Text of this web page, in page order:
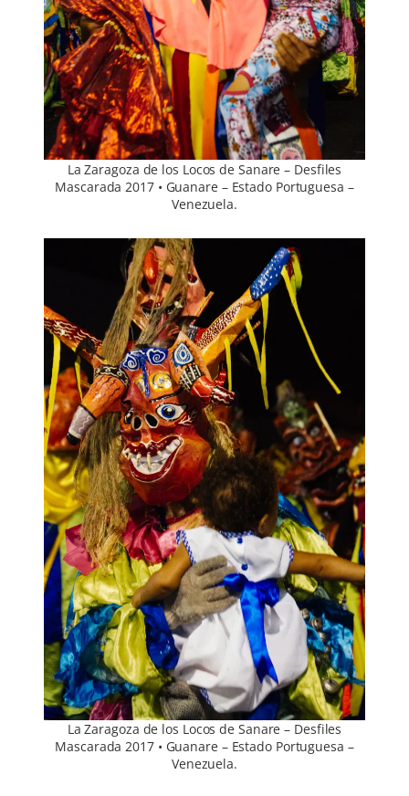
La Zaragoza de los Locos de Sanare – Desfiles
Mascarada 2017 • Guanare – Estado Portuguesa –
Venezuela.
La Zaragoza de los Locos de Sanare – Desfiles
Mascarada 2017 • Guanare – Estado Portuguesa –
Venezuela.